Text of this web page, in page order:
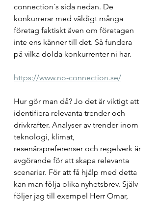
connection´s sida nedan. De
konkurrerar med väldigt många
företag faktiskt även om företagen
inte ens känner till det. Så fundera
på vilka dolda konkurrenter ni har.
https://www.no-connection.se/
Hur gör man då? Jo det är viktigt att
identifiera relevanta trender och
drivkrafter. Analyser av trender inom
teknologi, klimat,
resenärspreferenser och regelverk är
avgörande för att skapa relevanta
scenarier. För att få hjälp med detta
kan man följa olika nyhetsbrev. Själv
följer jag till exempel Herr Omar,